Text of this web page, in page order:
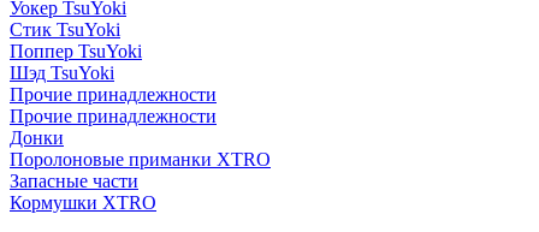
Уокер TsuYoki
Стик TsuYoki
Поппер TsuYoki
Шэд TsuYoki
Прочие принадлежности
Прочие принадлежности
Донки
Поролоновые приманки XTRO
Запасные части
Кормушки XTRO